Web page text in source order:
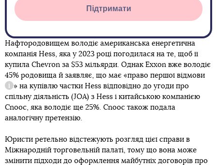
Підтримати
Нафтородовищем володіє американська енергетична
компанія Hess, яка у 2023 році погодилася на те, щоб її
купила Chevron за $53 мільярди. Однак Exxon вже володіє
45% родовища й заявляє, що має «право першої відмови
Довідка
» на купівлю частки Hess відповідно до угоди про
спільну діяльність (JOA) з Hess і китайською компанією
Cnooc, яка володіє ще 25%. Cnooc також подала
аналогічну претензію.
Юристи ретельно відстежують розгляд цієї справи в
Міжнародній торговельній палаті, тому що вона може
змінити підходи до оформлення майбутніх договорів про